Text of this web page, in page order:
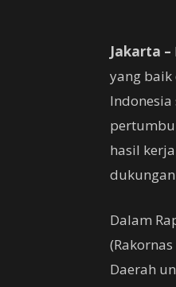
Jakarta –
yang
hasil
Dalam
Daerah